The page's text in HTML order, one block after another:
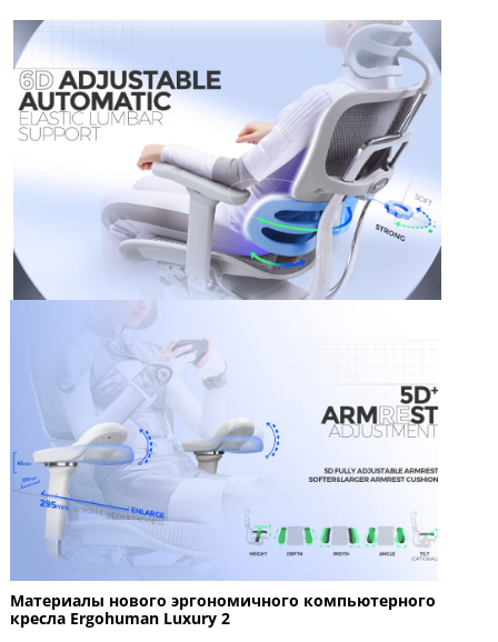
Материалы нового эргономичного компьютерного
кресла Ergohuman Luxury 2